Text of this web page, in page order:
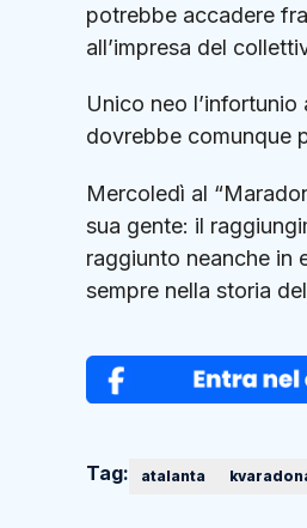
potrebbe accadere
all’impresa del
Unico neo
dovrebbe comunque
Mercoledì al
sua gente: il
raggiunto neanche in
sempre nella storia
Tag: atalanta